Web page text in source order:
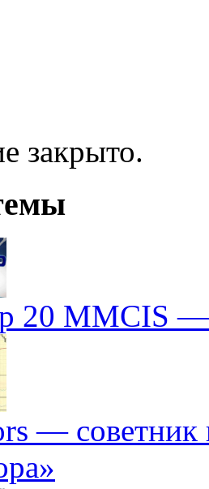
закрыто.
20 MMCIS
— советник